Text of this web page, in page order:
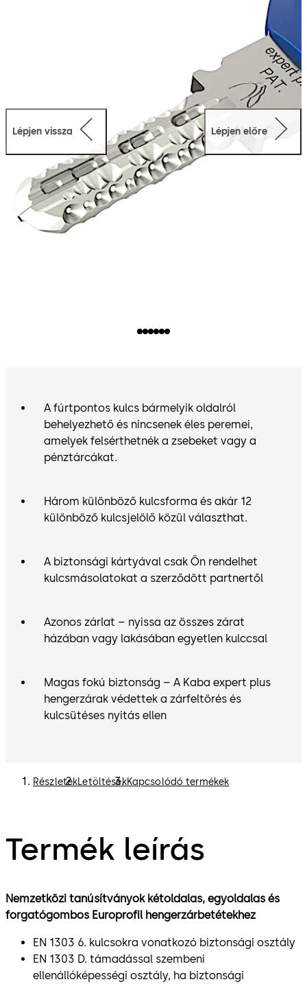
helyszínen a gyors és megbízható kiszolgálás érdekében.
Lépjen vissza Lépjen előre
A fúrtpontos kulcs bármelyik oldalról
behelyezhető és nincsenek éles peremei,
amelyek felsérthetnék a zsebeket vagy a
pénztárcákat.
Három különböző kulcsforma és akár 12
különböző kulcsjelölő közül választhat.
A biztonsági kártyával csak Ön rendelhet
kulcsmásolatokat a szerződött partnertől
Azonos zárlat – nyissa az összes zárat
házában vagy lakásában egyetlen kulccsal
Magas fokú biztonság – A Kaba expert plus
hengerzárak védettek a zárfeltörés és
kulcsütéses nyitás ellen
RészletekLetöltésekKapcsolódó termékek
Termék leírás
Nemzetközi tanúsítványok kétoldalas, egyoldalas és
forgatógombos Europrofil hengerzárbetétekhez
EN 1303 6. kulcsokra vonatkozó biztonsági osztály
EN 1303 D. támadással szembeni
ellenállóképességi osztály, ha biztonsági